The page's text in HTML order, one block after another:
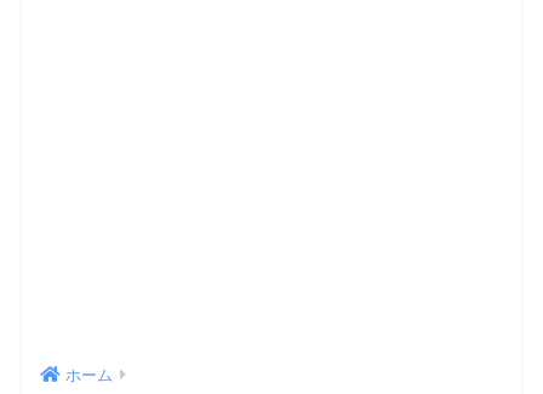
ホーム